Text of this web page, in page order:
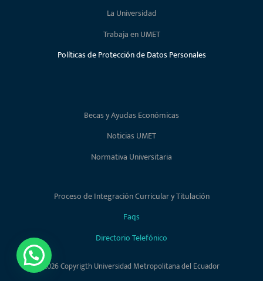
La Universidad
Trabaja en UMET
Políticas de Protección de Datos Personales
Becas y Ayudas Económicas
Noticias UMET
Normativa Universitaria
Proceso de Integración Curricular y Titulación
Faqs
Directorio Telefónico
2026 Copyrigth Universidad Metropolitana del Ecuador